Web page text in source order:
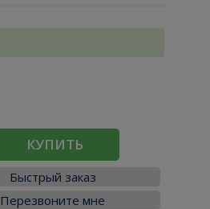
КУПИТЬ
Быстрый заказ
Перезвоните мне